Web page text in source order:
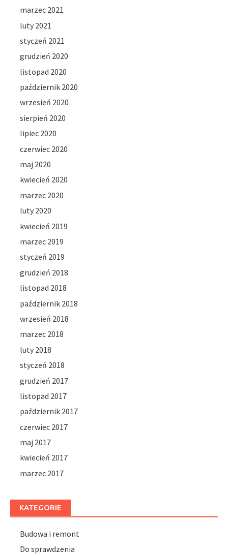
marzec 2021
luty 2021
styczeń 2021
grudzień 2020
listopad 2020
październik 2020
wrzesień 2020
sierpień 2020
lipiec 2020
czerwiec 2020
maj 2020
kwiecień 2020
marzec 2020
luty 2020
kwiecień 2019
marzec 2019
styczeń 2019
grudzień 2018
listopad 2018
październik 2018
wrzesień 2018
marzec 2018
luty 2018
styczeń 2018
grudzień 2017
listopad 2017
październik 2017
czerwiec 2017
maj 2017
kwiecień 2017
marzec 2017
KATEGORIE
Budowa i remont
Do sprawdzenia